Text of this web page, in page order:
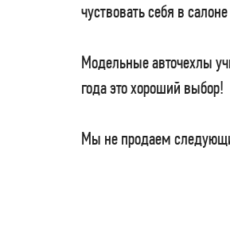
чуствовать себя в
Модельные авточехлы
года это хороший выбор!
Мы не продаем